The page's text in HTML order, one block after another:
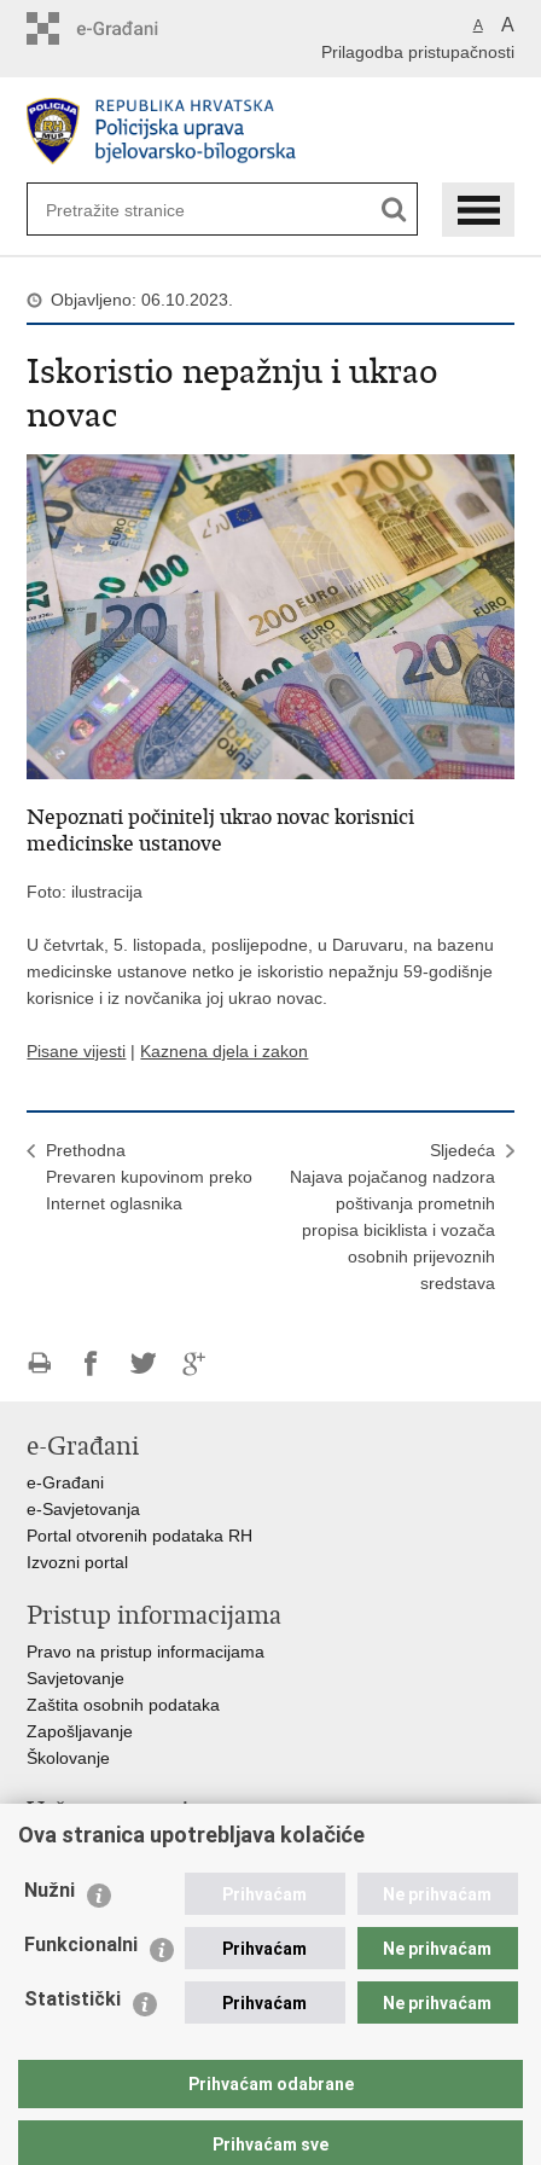
A A
Prilagodba pristupačnosti
Objavljeno: 06.10.2023.
Iskoristio nepažnju i ukrao
novac
Nepoznati počinitelj ukrao novac korisnici
medicinske ustanove
Foto: ilustracija
U četvrtak, 5. listopada, poslijepodne, u Daruvaru, na bazenu
medicinske ustanove netko je iskoristio nepažnju 59-godišnje
korisnice i iz novčanika joj ukrao novac.
Pisane vijesti | Kaznena djela i zakon
Prethodna
Prevaren kupovinom preko
Internet oglasnika
Sljedeća
Najava pojačanog nadzora
poštivanja prometnih
propisa biciklista i vozača
osobnih prijevoznih
sredstava
FacebookuTwitteru
e-Građani
e-Građani
e-Savjetovanja
Portal otvorenih podataka RH
Izvozni portal
Pristup informacijama
Pravo na pristup informacijama
Savjetovanje
Zaštita osobnih podataka
Zapošljavanje
Školovanje
Važne poveznice
Ministarstvo unutarnjih poslova
Udruge
Policijska akademija
Zaklada policijske solidarnosti
Vučetić"
Ova stranica upotrebljava kolačiće
Nužni Prihvaćam Ne prihvaćam
Funkcionalni Prihvaćam Ne prihvaćam
Statistički Prihvaćam Ne prihvaćam
Prihvaćam odabrane
Prihvaćam sve